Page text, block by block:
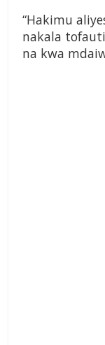
“Hakimu
nakala
na kwa